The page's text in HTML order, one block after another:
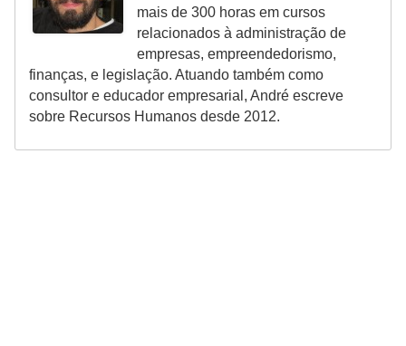
mais de 300 horas em cursos
relacionados à administração de
empresas, empreendedorismo,
finanças, e legislação. Atuando também como
consultor e educador empresarial, André escreve
sobre Recursos Humanos desde 2012.